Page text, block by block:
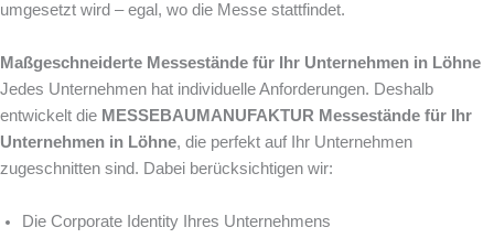
umgesetzt wird – egal, wo die Messe stattfindet.
Maßgeschneiderte Messestände für Ihr Unternehmen in Löhne
Jedes Unternehmen hat individuelle Anforderungen. Deshalb
entwickelt die MESSEBAUMANUFAKTUR Messestände für Ihr
Unternehmen in Löhne, die perfekt auf Ihr Unternehmen
zugeschnitten sind. Dabei berücksichtigen wir:
Die Corporate Identity Ihres Unternehmens